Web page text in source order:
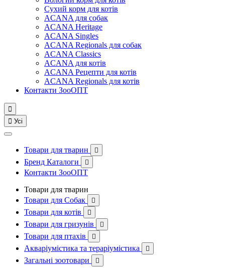
Сухий корм для котів
ACANA для собак
ACANA Heritage
ACANA Singles
ACANA Regionals для собак
ACANA Classics
ACANA для котів
ACANA Рецепти для котів
ACANA Regionals для котів
Контакти ЗооОПТ

 Усі
Товари для тварин 
Бренд Каталоги 
Контакти ЗооОПТ
Товари для тварин
Товари для Собак

Товари для котів 
Товари для гризунів 
Товари для птахів 
Акваріумістика та тераріумістика 
Загальні зоотовари 